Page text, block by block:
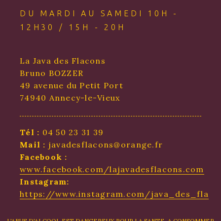
DU MARDI AU SAMEDI 10H -
12H30 / 15H - 20H
La Java des Flacons
Bruno BOZZER
49 avenue du Petit Port
74940 Annecy-le-Vieux
Tél : 04 50 23 31 39
Mail : javadesflacons@orange.fr
Facebook :
www.facebook.com/lajavadesflacons.com
Instagram:
https://www.instagram.com/